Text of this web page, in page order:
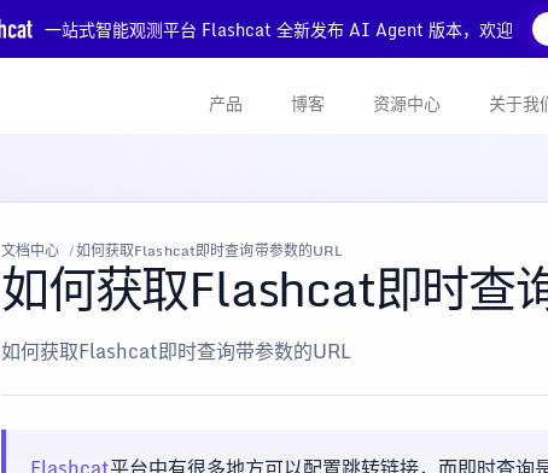
一站式智能观测平台 Flashcat 全新发布 AI Agent 版本，欢迎
产品 博客 资源中心 关于我
文档中心 如何获取Flashcat即时查询带参数的URL
如何获取Flashcat即时查
如何获取Flashcat即时查询带参数的URL